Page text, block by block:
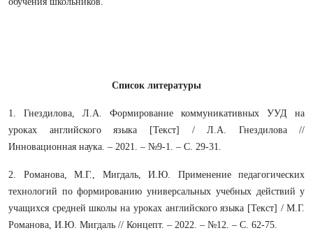
Список литературы
1. Гнездилова, Л.А. Формирование коммуникативных УУД на
уроках английского языка [Текст] / Л.А. Гнездилова //
Инновационная наука. – 2021. – №9-1. – С. 29-31.
2. Романова, М.Г., Мигдаль, И.Ю. Применение педагогических
технологий по формированию универсальных учебных действий у
учащихся средней школы на уроках английского языка [Текст] / М.Г.
Романова, И.Ю. Мигдаль // Концепт. – 2022. – №12. – С. 62-75.